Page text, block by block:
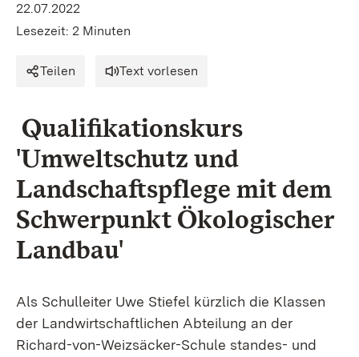
22.07.2022
Lesezeit: 2 Minuten
Teilen Text vorlesen
Qualifikationskurs
'Umweltschutz und
Landschaftspflege mit dem
Schwerpunkt Ökologischer
Landbau'
Als Schulleiter Uwe Stiefel kürzlich die Klassen
der Landwirtschaftlichen Abteilung an der
Richard-von-Weizsäcker-Schule standes- und